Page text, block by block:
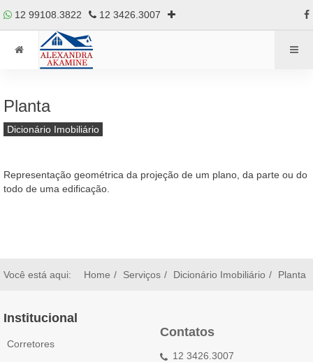
12 99108.3822 12 3426.3007
Planta
Dicionário Imobiliário
Representação geométrica da projeção de um plano, da parte ou do
todo de uma edificação.
Você está aqui: Home Serviços Dicionário Imobiliário Planta
Institucional
Corretores
Contatos
12 3426.3007